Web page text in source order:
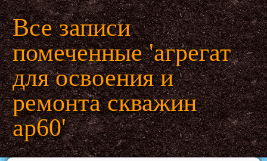
Все записи
помеченные 'агрегат
для освоения и
ремонта скважин
ар60'